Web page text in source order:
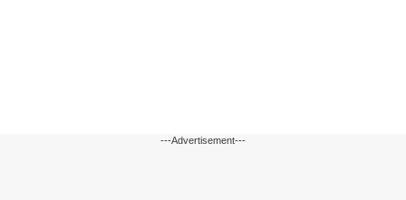
---Advertisement---